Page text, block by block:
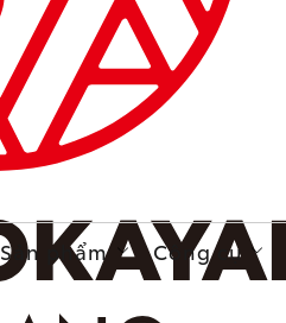
Sản phẩm Công cụ